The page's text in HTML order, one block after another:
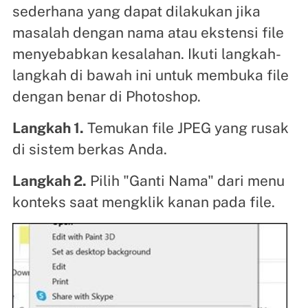
sederhana yang dapat dilakukan jika
masalah dengan nama atau ekstensi file
menyebabkan kesalahan. Ikuti langkah-
langkah di bawah ini untuk membuka file
dengan benar di Photoshop.
Langkah 1. Temukan file JPEG yang rusak
di sistem berkas Anda.
Langkah 2. Pilih "Ganti Nama" dari menu
konteks saat mengklik kanan pada file.